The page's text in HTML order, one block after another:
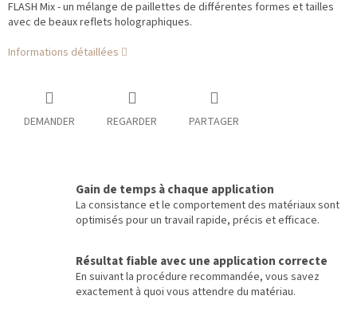
FLASH Mix - un mélange de paillettes de différentes formes et tailles
avec de beaux reflets holographiques.
Informations détaillées
DEMANDER REGARDER PARTAGER
Gain de temps à chaque application
La consistance et le comportement des matériaux sont
optimisés pour un travail rapide, précis et efficace.
Résultat fiable avec une application correcte
En suivant la procédure recommandée, vous savez
exactement à quoi vous attendre du matériau.